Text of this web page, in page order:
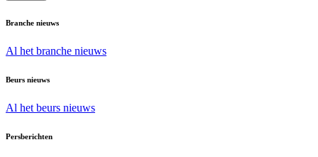
Branche nieuws
Al het branche nieuws
Beurs nieuws
Al het beurs nieuws
Persberichten